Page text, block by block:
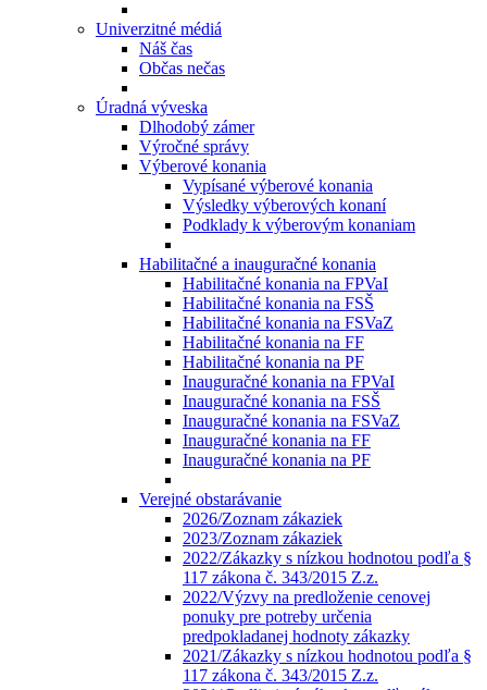
Univerzitné médiá
Náš čas
Občas nečas
Úradná výveska
Dlhodobý zámer
Výročné správy
Výberové konania
Vypísané výberové konania
Výsledky výberových konaní
Podklady k výberovým konaniam
Habilitačné a inauguračné konania
Habilitačné konania na FPVaI
Habilitačné konania na FSŠ
Habilitačné konania na FSVaZ
Habilitačné konania na FF
Habilitačné konania na PF
Inauguračné konania na FPVaI
Inauguračné konania na FSŠ
Inauguračné konania na FSVaZ
Inauguračné konania na FF
Inauguračné konania na PF
Verejné obstarávanie
2026/Zoznam zákaziek
2023/Zoznam zákaziek
2022/Zákazky s nízkou hodnotou podľa §
117 zákona č. 343/2015 Z.z.
2022/Výzvy na predloženie cenovej
ponuky pre potreby určenia
predpokladanej hodnoty zákazky
2021/Zákazky s nízkou hodnotou podľa §
117 zákona č. 343/2015 Z.z.